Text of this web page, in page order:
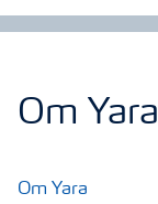
Om Yara
Om Yara